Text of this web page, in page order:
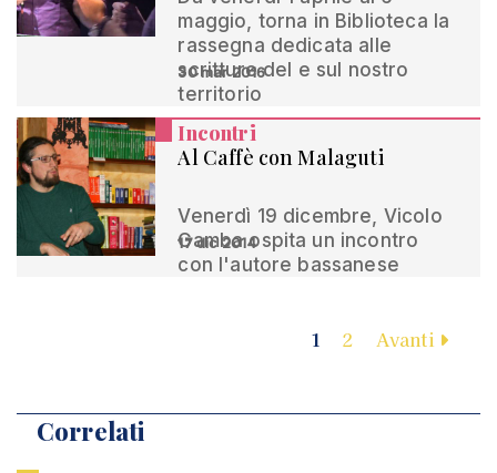
maggio, torna in Biblioteca la
rassegna dedicata alle
scritture del e sul nostro
territorio
30 mar 2016
Incontri
Al Caffè con Malaguti
Venerdì 19 dicembre, Vicolo
Gamba ospita un incontro
con l'autore bassanese
17 dic 2014
1 2 Avanti
Correlati